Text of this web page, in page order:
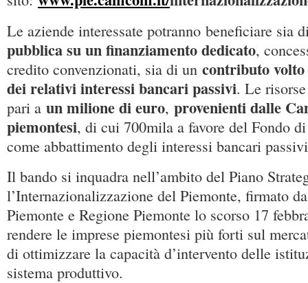
Le aziende interessate potranno beneficiare sia
pubblica su un finanziamento dedicato,
credito convenzionati, sia di un contributo
dei relativi interessi bancari passivi. Le
pari a un milione di euro, provenienti dalle
piemontesi, di cui 700mila a favore del Fondo
come abbattimento degli interessi bancari
Il bando si inquadra nell’ambito del Piano
l’Internazionalizzazione del Piemonte, firmato
Piemonte e Regione Piemonte lo scorso 17
rendere le imprese piemontesi più forti sul
di ottimizzare la capacità d’intervento delle
sistema produttivo.